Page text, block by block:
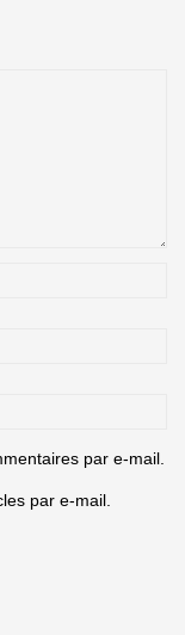
par e-mail.
par e-mail.